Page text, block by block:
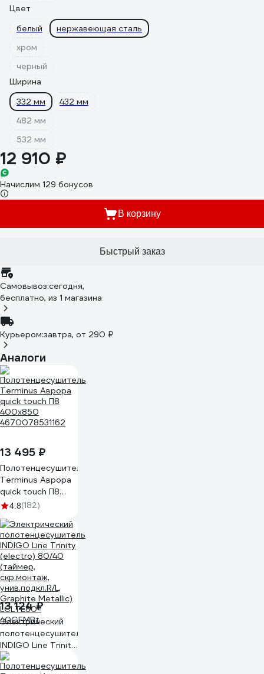
Цвет
белый
нержавеющая сталь
хром
черный
Ширина
332 мм
432 мм
482 мм
532 мм
12 910 ₽
Начислим 129 бонусов
В корзину
Быстрый заказ
Самовывоз:сегодня,
бесплатно, из 1 магазина
Курьером:завтра, от 290 ₽
Аналоги
13 495 ₽
Полотенцесушитель
Terminus Аврора
quick touch П8
400x850
4.8(182)
13 124 ₽
Электрический
полотенцесушитель
INDIGO Line Trinity
(electro) 80/40
(таймер,